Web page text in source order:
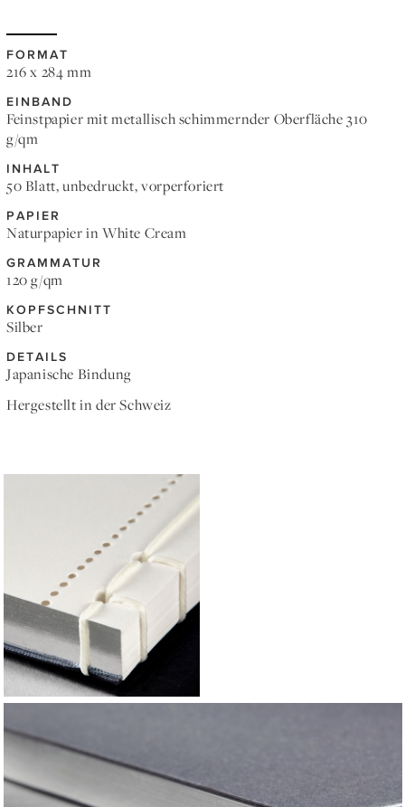
FORMAT
216 x 284 mm
EINBAND
Feinstpapier mit metallisch schimmernder Oberfläche 310
g/qm
INHALT
50 Blatt, unbedruckt, vorperforiert
PAPIER
Naturpapier in White Cream
GRAMMATUR
120 g/qm
KOPFSCHNITT
Silber
DETAILS
Japanische Bindung
Hergestellt in der Schweiz